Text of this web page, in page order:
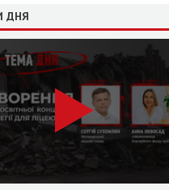
ДНЯ